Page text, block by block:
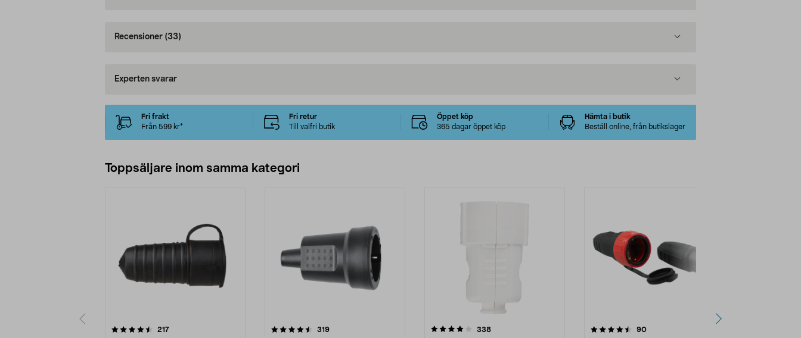
Recensioner (33)
Experten svarar
Fri frakt
Från 599 kr*
Fri retur
Till valfri butik
Öppet köp
365 dagar öppet köp
Hämta i butik
Beställ online, från butikslager
Toppsäljare inom samma kategori
217recensioner
4.5 av 5 stjärnor 319recensioner
4.0 av 5 stjärnor 338recensioner
4.5 av 5 stjärnor 90recensioner
4.5 av 5 stjärnor